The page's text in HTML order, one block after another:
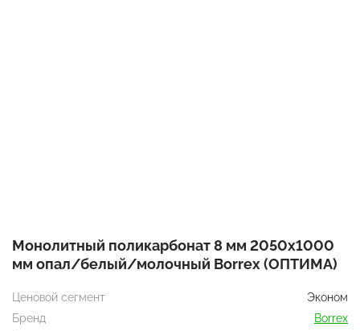
Монолитный поликарбонат 8 мм 2050х1000
мм опал/белый/молочный Borrex (ОПТИМА)
Ценовой сегмент
Эконом
Бренд
Borrex